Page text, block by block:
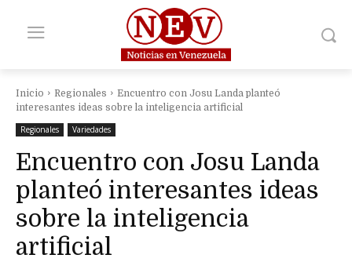
Inicio Regionales
Encuentro con Josu Landa planteó
interesantes ideas sobre la inteligencia artificial
Regionales
Variedades
Encuentro con Josu Landa
planteó interesantes ideas
sobre la inteligencia
artificial